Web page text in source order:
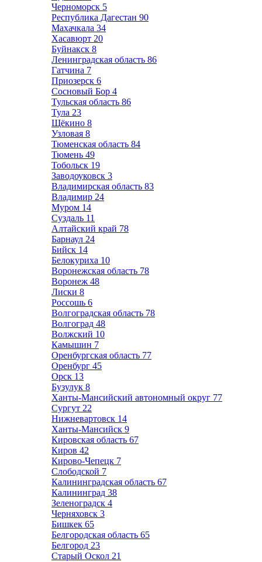
Черноморск 5
Республика Дагестан 90
Махачкала 34
Хасавюрт 20
Буйнакск 8
Ленинградская область 86
Гатчина 7
Приозерск 6
Сосновый Бор 4
Тульская область 86
Тула 23
Щёкино 8
Узловая 8
Тюменская область 84
Тюмень 49
Тобольск 19
Заводоуковск 3
Владимирская область 83
Владимир 24
Муром 14
Суздаль 11
Алтайский край 78
Барнаул 24
Бийск 14
Белокуриха 10
Воронежская область 78
Воронеж 48
Лиски 8
Россошь 6
Волгоградская область 78
Волгоград 48
Волжский 10
Камышин 7
Оренбургская область 77
Оренбург 45
Орск 13
Бузулук 8
Ханты-Мансийский автономный округ 77
Сургут 22
Нижневартовск 14
Ханты-Мансийск 9
Кировская область 67
Киров 42
Кирово-Чепецк 7
Слободской 7
Калининградская область 67
Калининград 38
Зеленоградск 4
Черняховск 3
Бишкек 65
Белгородская область 65
Белгород 23
Старый Оскол 21